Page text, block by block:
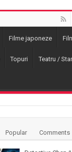
Filme japoneze
Topuri Teatru /
Popular Comments